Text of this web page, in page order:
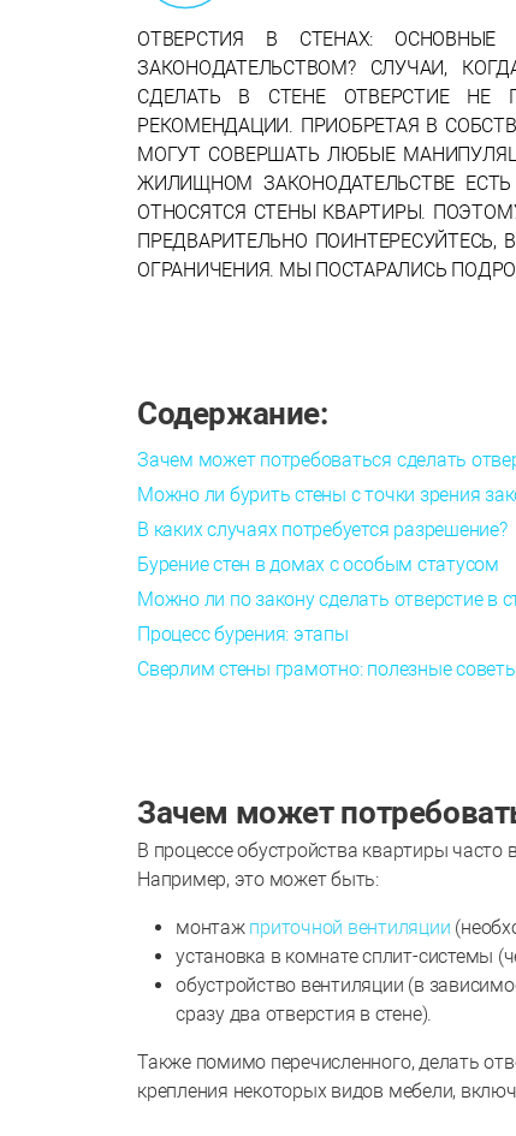
ОТВЕРСТИЯ В СТЕНАХ:
ЗАКОНОДАТЕЛЬСТВОМ? СЛУЧАИ,
СДЕЛАТЬ В СТЕНЕ ОТВЕРСТИЕ НЕ
РЕКОМЕНДАЦИИ. ПРИОБРЕТАЯ В
МОГУТ СОВЕРШАТЬ ЛЮБЫЕ
ЖИЛИЩНОМ ЗАКОНОДАТЕЛЬСТВЕ
ОТНОСЯТСЯ СТЕНЫ КВАРТИРЫ.
ПРЕДВАРИТЕЛЬНО
ОГРАНИЧЕНИЯ. МЫ ПОСТАРАЛИСЬ
Содержание:
Зачем может потребоваться сделать
Можно ли бурить стены с точки зрения
В каких случаях потребуется разрешение?
Бурение стен в домах с особым статусом
Можно ли по закону сделать отверстие в
Процесс бурения: этапы
Сверлим стены грамотно: полезные
Зачем может
В процессе обустройства квартиры часто
Например, это может быть:
монтаж приточной вентиляции
установка в комнате сплит-системы
обустройство вентиляции (в
сразу два отверстия в стене).
Также помимо перечисленного, делать
крепления некоторых видов мебели,